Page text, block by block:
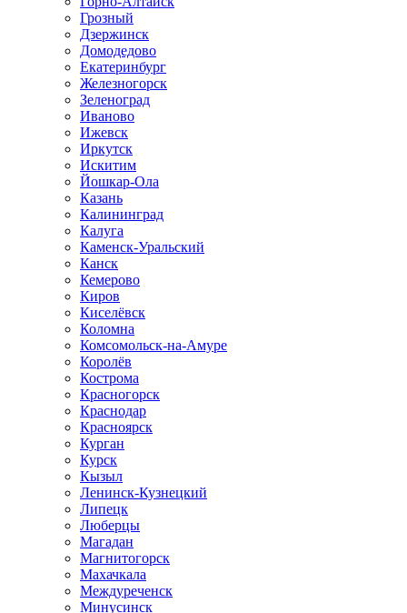
Грозный
Дзержинск
Домодедово
Екатеринбург
Железногорск
Зеленоград
Иваново
Ижевск
Иркутск
Искитим
Йошкар-Ола
Казань
Калининград
Калуга
Каменск-Уральский
Канск
Кемерово
Киров
Киселёвск
Коломна
Комсомольск-на-Амуре
Королёв
Кострома
Красногорск
Краснодар
Красноярск
Курган
Курск
Кызыл
Ленинск-Кузнецкий
Липецк
Люберцы
Магадан
Магнитогорск
Махачкала
Междуреченск
Минусинск